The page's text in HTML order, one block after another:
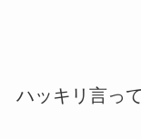
ハッキリ言っ